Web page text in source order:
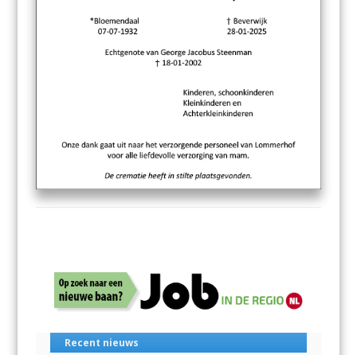
p
p
Recent nieuws